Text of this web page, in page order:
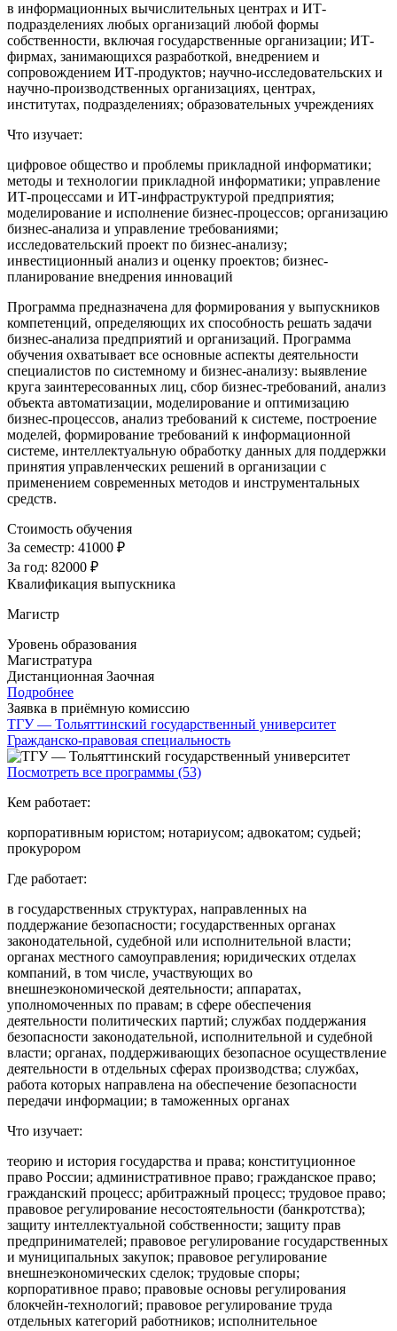
в информационных вычислительных центрах и ИТ-
подразделениях любых организаций любой формы
собственности, включая государственные организации; ИТ-
фирмах, занимающихся разработкой, внедрением и
сопровождением ИТ-продуктов; научно-исследовательских и
научно-производственных организациях, центрах,
институтах, подразделениях; образовательных учреждениях
Что изучает:
цифровое общество и проблемы прикладной информатики;
методы и технологии прикладной информатики; управление
ИТ-процессами и ИТ-инфраструктурой предприятия;
моделирование и исполнение бизнес-процессов; организацию
бизнес-анализа и управление требованиями;
исследовательский проект по бизнес-анализу;
инвестиционный анализ и оценку проектов; бизнес-
планирование внедрения инноваций
Программа предназначена для формирования у выпускников
компетенций, определяющих их способность решать задачи
бизнес-анализа предприятий и организаций. Программа
обучения охватывает все основные аспекты деятельности
специалистов по системному и бизнес-анализу: выявление
круга заинтересованных лиц, сбор бизнес-требований, анализ
объекта автоматизации, моделирование и оптимизацию
бизнес-процессов, анализ требований к системе, построение
моделей, формирование требований к информационной
системе, интеллектуальную обработку данных для поддержки
принятия управленческих решений в организации с
применением современных методов и инструментальных
средств.
Стоимость обучения
За семестр: 41000 ₽
За год: 82000 ₽
Квалификация выпускника
Магистр
Уровень образования
Магистратура
Дистанционная Заочная
Подробнее
Заявка в приёмную комиссию
ТГУ — Тольяттинский государственный университет
Гражданско-правовая специальность
Посмотреть все программы (53)
Кем работает:
корпоративным юристом; нотариусом; адвокатом; судьей;
прокурором
Где работает:
в государственных структурах, направленных на
поддержание безопасности; государственных органах
законодательной, судебной или исполнительной власти;
органах местного самоуправления; юридических отделах
компаний, в том числе, участвующих во
внешнеэкономической деятельности; аппаратах,
уполномоченных по правам; в сфере обеспечения
деятельности политических партий; службах поддержания
безопасности законодательной, исполнительной и судебной
власти; органах, поддерживающих безопасное осуществление
деятельности в отдельных сферах производства; службах,
работа которых направлена на обеспечение безопасности
передачи информации; в таможенных органах
Что изучает:
теорию и история государства и права; конституционное
право России; административное право; гражданское право;
гражданский процесс; арбитражный процесс; трудовое право;
правовое регулирование несостоятельности (банкротства);
защиту интеллектуальной собственности; защиту прав
предпринимателей; правовое регулирование государственных
и муниципальных закупок; правовое регулирование
внешнеэкономических сделок; трудовые споры;
корпоративное право; правовые основы регулирования
блокчейн-технологий; правовое регулирование труда
отдельных категорий работников; исполнительное